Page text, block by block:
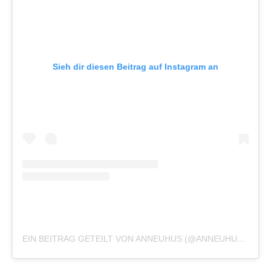
Sieh dir diesen Beitrag auf Instagram an
EIN BEITRAG GETEILT VON ANNEUHUS (@ANNEUHUS)